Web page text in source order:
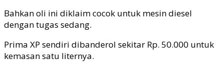
Bahkan oli ini diklaim cocok untuk mesin diesel
dengan tugas sedang.
Prima XP sendiri dibanderol sekitar Rp. 50.000 untuk
kemasan satu liternya.